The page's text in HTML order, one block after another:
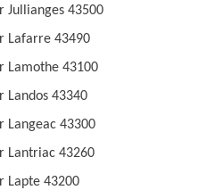
Jullianges 43500
Lafarre 43490
Lamothe 43100
Landos 43340
Langeac 43300
Lantriac 43260
Lapte 43200